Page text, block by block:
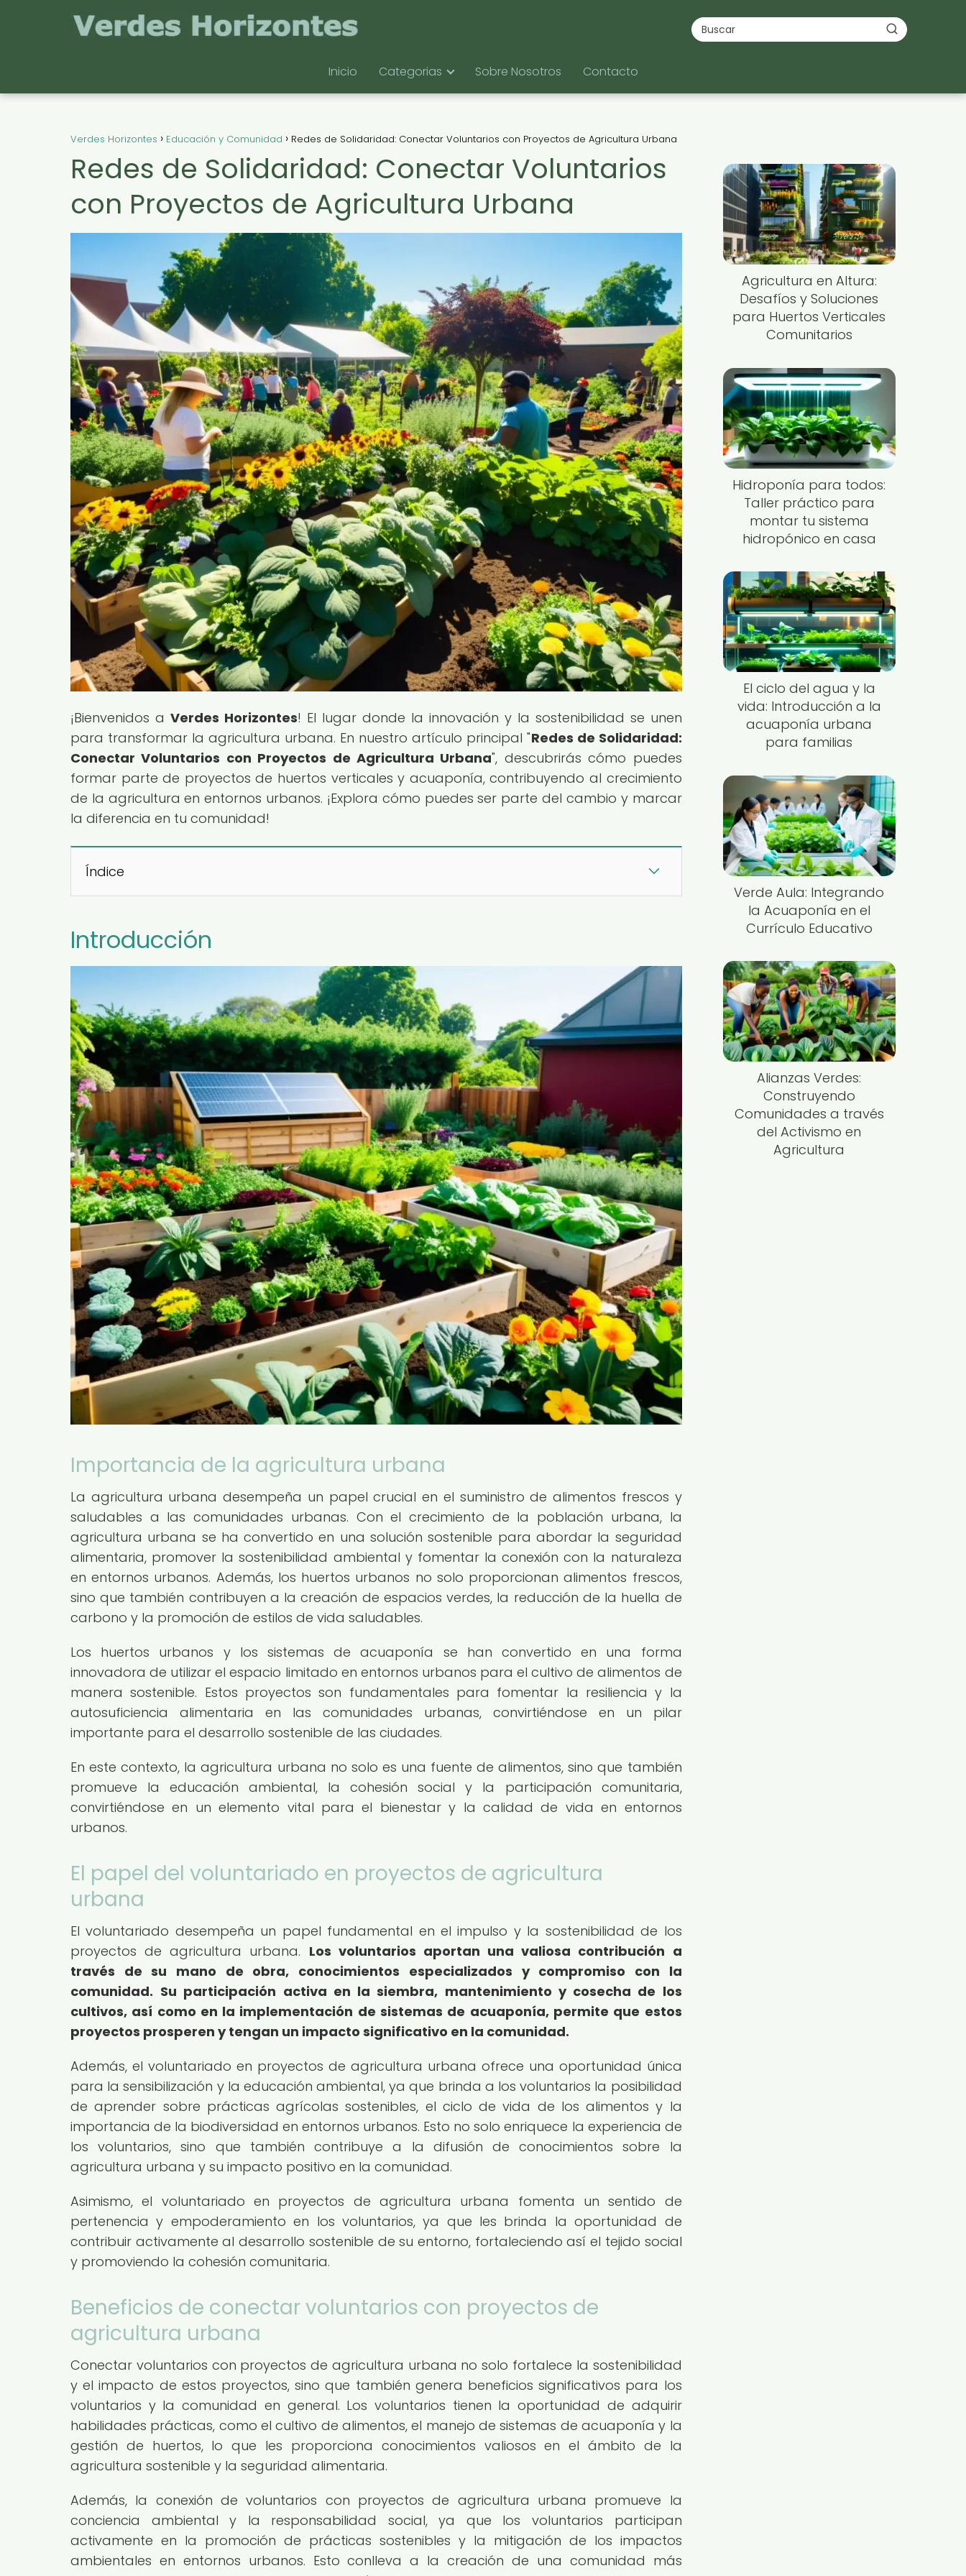
Inicio Categorias Sobre Nosotros Contacto
Verdes Horizontes Educación y Comunidad Redes de Solidaridad: Conectar Voluntarios con Proyectos de Agricultura Urbana
Redes de Solidaridad: Conectar Voluntarios
con Proyectos de Agricultura Urbana
¡Bienvenidos a Verdes Horizontes! El lugar donde la innovación y la sostenibilidad se unen
para transformar la agricultura urbana. En nuestro artículo principal "Redes de Solidaridad:
Conectar Voluntarios con Proyectos de Agricultura Urbana", descubrirás cómo puedes
formar parte de proyectos de huertos verticales y acuaponía, contribuyendo al crecimiento
de la agricultura en entornos urbanos. ¡Explora cómo puedes ser parte del cambio y marcar
la diferencia en tu comunidad!
Índice
Introducción
Importancia de la agricultura urbana
La agricultura urbana desempeña un papel crucial en el suministro de alimentos frescos y
saludables a las comunidades urbanas. Con el crecimiento de la población urbana, la
agricultura urbana se ha convertido en una solución sostenible para abordar la seguridad
alimentaria, promover la sostenibilidad ambiental y fomentar la conexión con la naturaleza
en entornos urbanos. Además, los huertos urbanos no solo proporcionan alimentos frescos,
sino que también contribuyen a la creación de espacios verdes, la reducción de la huella de
carbono y la promoción de estilos de vida saludables.
Los huertos urbanos y los sistemas de acuaponía se han convertido en una forma
innovadora de utilizar el espacio limitado en entornos urbanos para el cultivo de alimentos de
manera sostenible. Estos proyectos son fundamentales para fomentar la resiliencia y la
autosuficiencia alimentaria en las comunidades urbanas, convirtiéndose en un pilar
importante para el desarrollo sostenible de las ciudades.
En este contexto, la agricultura urbana no solo es una fuente de alimentos, sino que también
promueve la educación ambiental, la cohesión social y la participación comunitaria,
convirtiéndose en un elemento vital para el bienestar y la calidad de vida en entornos
urbanos.
El papel del voluntariado en proyectos de agricultura
urbana
El voluntariado desempeña un papel fundamental en el impulso y la sostenibilidad de los
proyectos de agricultura urbana. Los voluntarios aportan una valiosa contribución a
través de su mano de obra, conocimientos especializados y compromiso con la
comunidad. Su participación activa en la siembra, mantenimiento y cosecha de los
cultivos, así como en la implementación de sistemas de acuaponía, permite que estos
proyectos prosperen y tengan un impacto significativo en la comunidad.
Además, el voluntariado en proyectos de agricultura urbana ofrece una oportunidad única
para la sensibilización y la educación ambiental, ya que brinda a los voluntarios la posibilidad
de aprender sobre prácticas agrícolas sostenibles, el ciclo de vida de los alimentos y la
importancia de la biodiversidad en entornos urbanos. Esto no solo enriquece la experiencia de
los voluntarios, sino que también contribuye a la difusión de conocimientos sobre la
agricultura urbana y su impacto positivo en la comunidad.
Asimismo, el voluntariado en proyectos de agricultura urbana fomenta un sentido de
pertenencia y empoderamiento en los voluntarios, ya que les brinda la oportunidad de
contribuir activamente al desarrollo sostenible de su entorno, fortaleciendo así el tejido social
y promoviendo la cohesión comunitaria.
Beneficios de conectar voluntarios con proyectos de
agricultura urbana
Conectar voluntarios con proyectos de agricultura urbana no solo fortalece la sostenibilidad
y el impacto de estos proyectos, sino que también genera beneficios significativos para los
voluntarios y la comunidad en general. Los voluntarios tienen la oportunidad de adquirir
habilidades prácticas, como el cultivo de alimentos, el manejo de sistemas de acuaponía y la
gestión de huertos, lo que les proporciona conocimientos valiosos en el ámbito de la
agricultura sostenible y la seguridad alimentaria.
Además, la conexión de voluntarios con proyectos de agricultura urbana promueve la
conciencia ambiental y la responsabilidad social, ya que los voluntarios participan
activamente en la promoción de prácticas sostenibles y la mitigación de los impactos
ambientales en entornos urbanos. Esto conlleva a la creación de una comunidad más
Agricultura en Altura:
Desafíos y Soluciones
para Huertos Verticales
Comunitarios
Hidroponía para todos:
Taller práctico para
montar tu sistema
hidropónico en casa
El ciclo del agua y la
vida: Introducción a la
acuaponía urbana
para familias
Verde Aula: Integrando
la Acuaponía en el
Currículo Educativo
Alianzas Verdes:
Construyendo
Comunidades a través
del Activismo en
Agricultura